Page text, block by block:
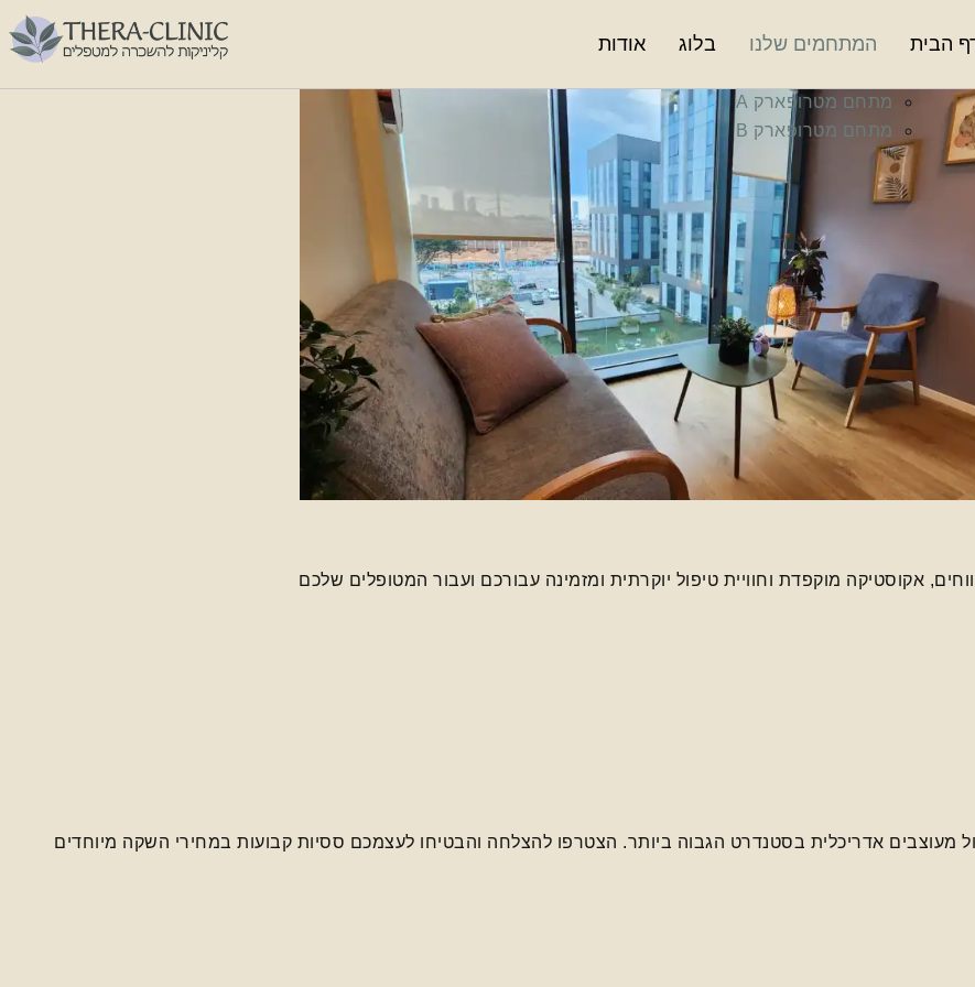
הבית המתחמים שלנו
מתחם מטרופארק A
מתחם מטרופארק B
בלוג אודות
אקוסטיקה מוקפדת וחוויית טיפול יוקרתית ומזמינה עבורכם ועבור המטופלים שלכם
מעוצבים אדריכלית בסטנדרט הגבוה ביותר. הצטרפו להצלחה והבטיחו לעצמכם ססיות קבועות במחירי השקה מיוחדים